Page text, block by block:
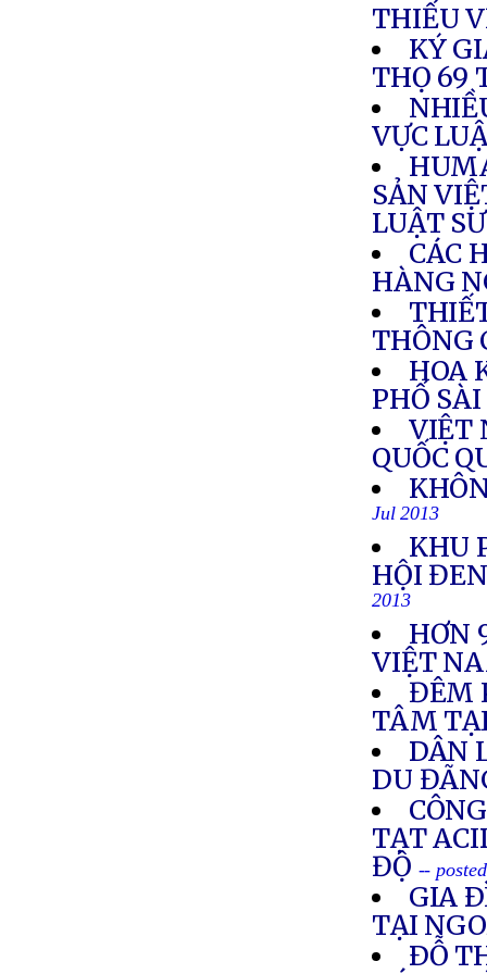
THIẾU
KÝ
THỌ 69
VỰC
SẢN
LUẬT
CÁC
HÀNG
THÔNG
HOA
PHỐ
VIỆT
QUỐC
Jul 2013
KHU
HỘI
2013
HƠN
VIỆT
ĐÊM
TÂM
DÂN
DU
TẠT
ĐỘ --
GIA
TẠI
ÐỖ